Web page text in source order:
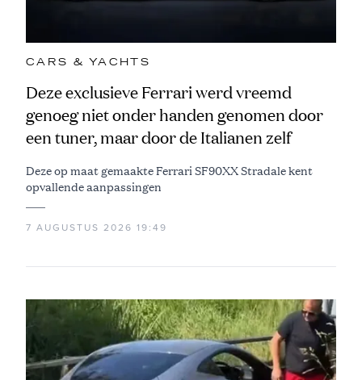
CARS & YACHTS
Deze exclusieve Ferrari werd vreemd
genoeg niet onder handen genomen door
een tuner, maar door de Italianen zelf
Deze op maat gemaakte Ferrari SF90XX Stradale kent
opvallende aanpassingen
7 AUGUSTUS 2026 19:49